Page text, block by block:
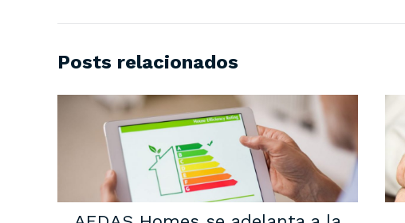
Posts relacionados